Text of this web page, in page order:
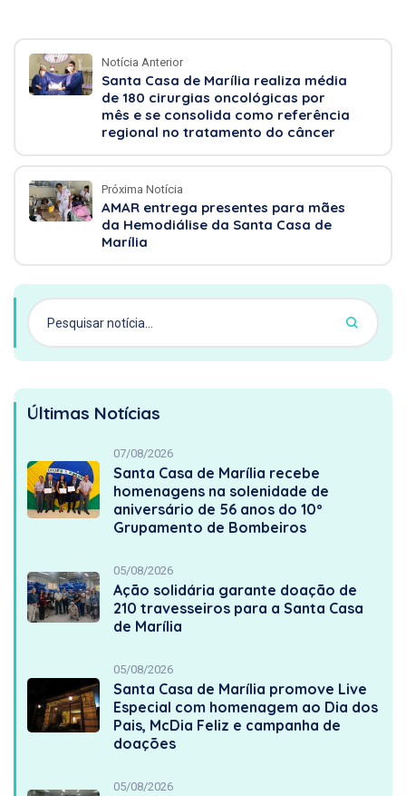
Notícia Anterior
Santa Casa de Marília realiza média
de 180 cirurgias oncológicas por
mês e se consolida como referência
regional no tratamento do câncer
Próxima Notícia
AMAR entrega presentes para mães
da Hemodiálise da Santa Casa de
Marília
Últimas Notícias
07/08/2026
Santa Casa de Marília recebe
homenagens na solenidade de
aniversário de 56 anos do 10º
Grupamento de Bombeiros
05/08/2026
Ação solidária garante doação de
210 travesseiros para a Santa Casa
de Marília
05/08/2026
Santa Casa de Marília promove Live
Especial com homenagem ao Dia dos
Pais, McDia Feliz e campanha de
doações
05/08/2026